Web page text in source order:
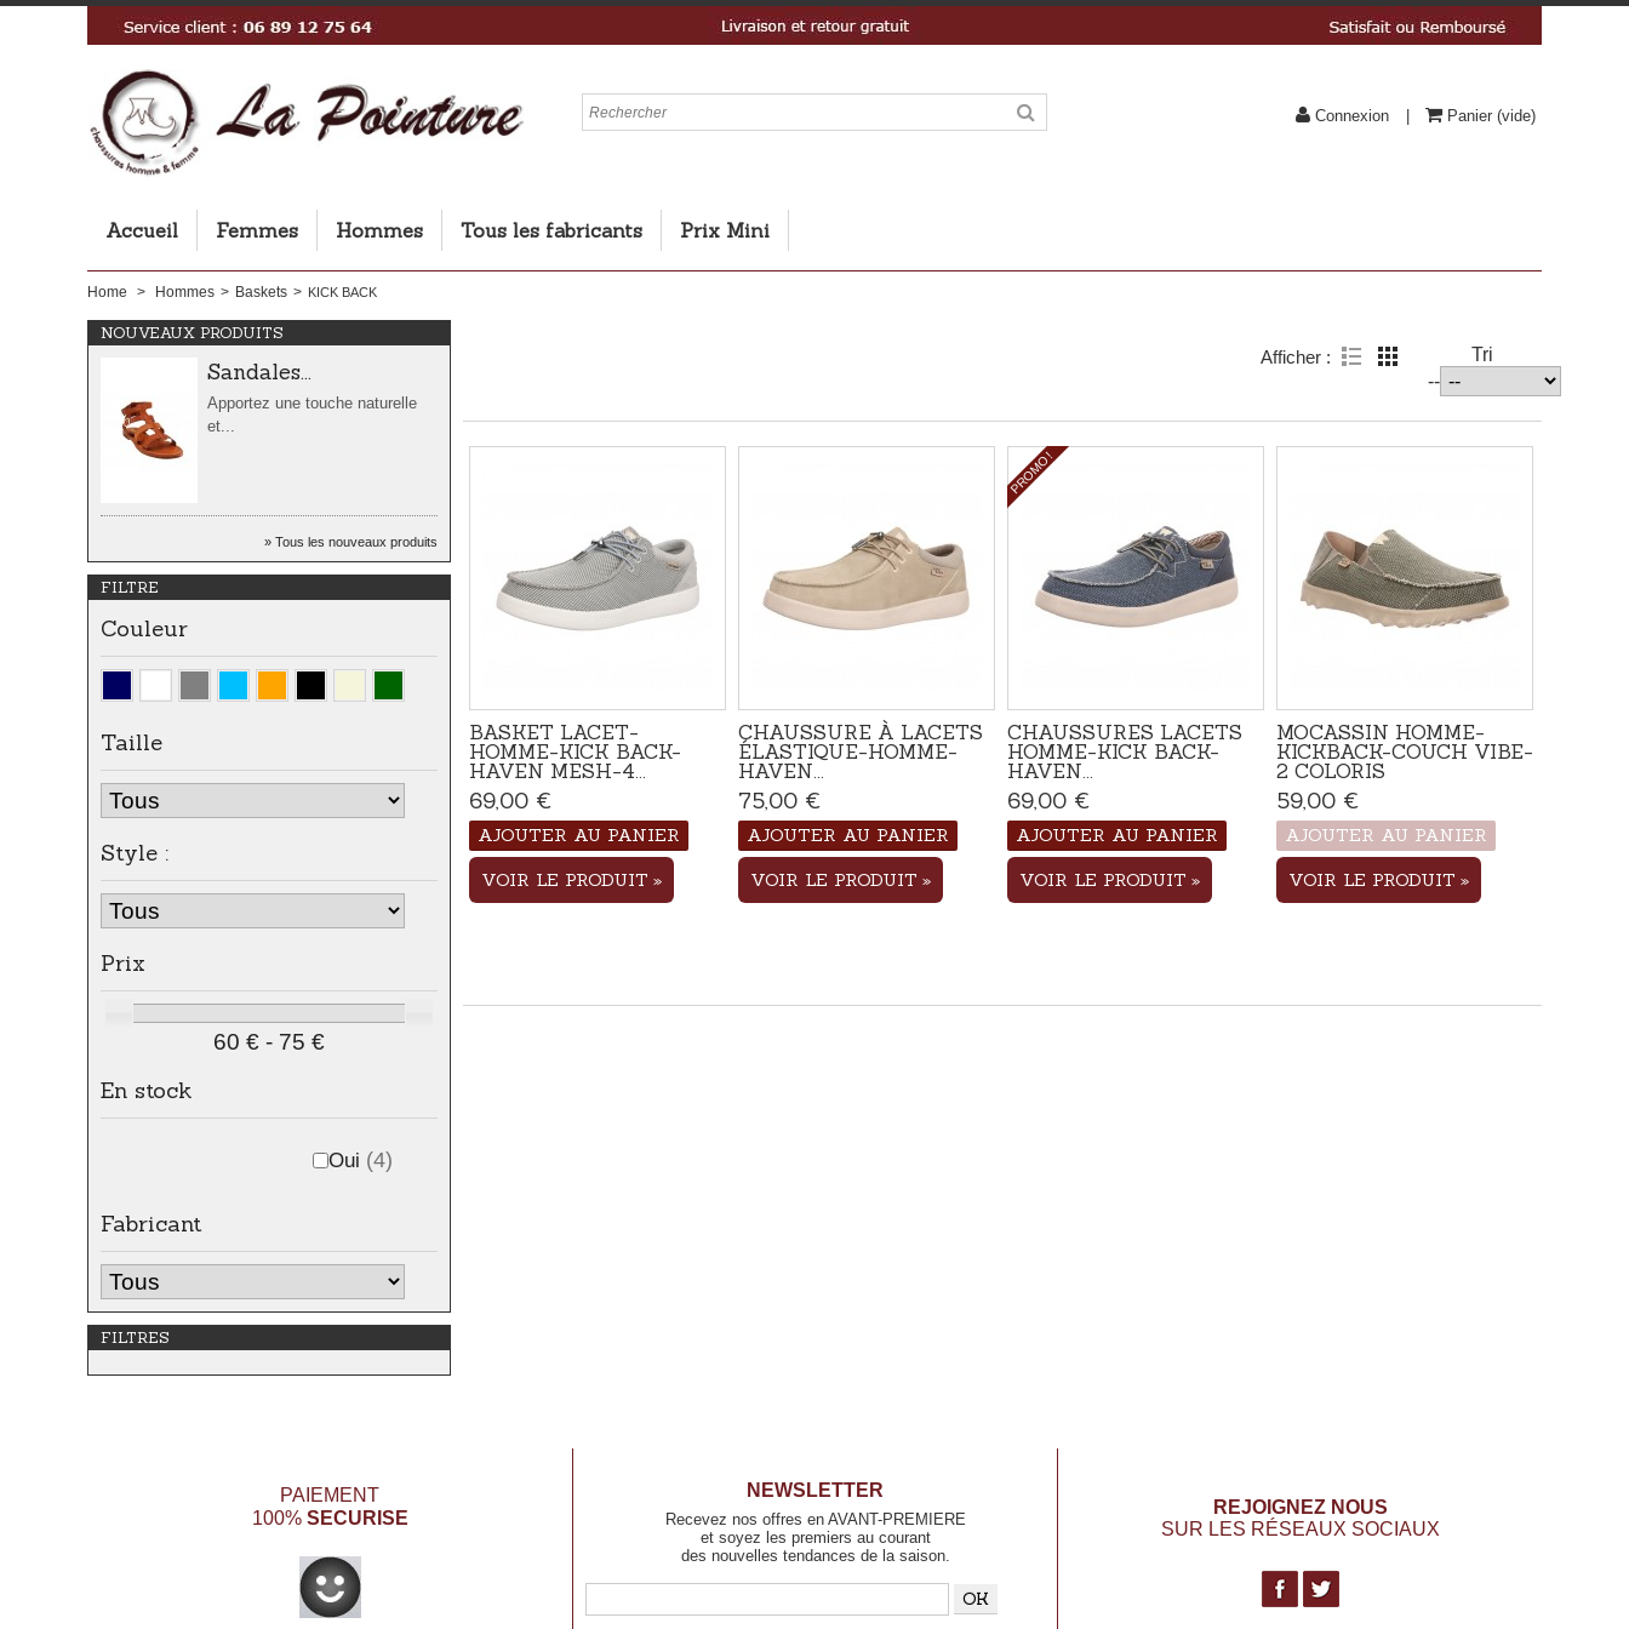
Accueil Femmes Hommes Tous les fabricants Prix Mini
Panier (vide)
Connexion
Home > Hommes > Baskets > KICK BACK
NOUVEAUX PRODUITS
Apportez une touche naturelle
Sandales...
Apportez une touche naturelle
et...
Sandales...
Apportez une touche naturelle
et...
Tous les nouveaux produits
FILTRE
Couleur
Taille
Style :
Prix
60 € - 75 €
En stock
Oui (4)
Fabricant
FILTRES
Tri
--
Afficher :
BASKET LACET-
HOMME-KICK BACK-
HAVEN MESH-4...
69,00 €
AJOUTER AU PANIER
VOIR LE PRODUIT
CHAUSSURE À LACETS
ÉLASTIQUE-HOMME-
HAVEN...
75,00 €
AJOUTER AU PANIER
VOIR LE PRODUIT
PROMO !
CHAUSSURES LACETS
HOMME-KICK BACK-
HAVEN...
69,00 €
AJOUTER AU PANIER
VOIR LE PRODUIT
MOCASSIN HOMME-
KICKBACK-COUCH VIBE-
2 COLORIS
59,00 €
AJOUTER AU PANIER
VOIR LE PRODUIT
PAIEMENT
100% SECURISE
NEWSLETTER
Recevez nos offres en AVANT-PREMIERE
et soyez les premiers au courant
des nouvelles tendances de la saison.
REJOIGNEZ NOUS
SUR LES RÉSEAUX SOCIAUX